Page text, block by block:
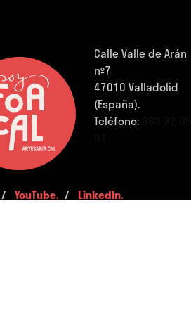
Calle Valle de Arán
nº7
47010 Valladolid
(España).
Teléfono:
/YouTube. /LinkedIn.